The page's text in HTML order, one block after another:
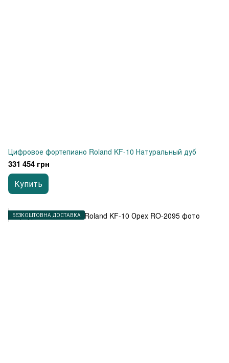
Цифровое фортепиано Roland KF-10 Натуральный дуб
331 454 грн
Купить
БЕЗКОШТОВНА ДОСТАВКА